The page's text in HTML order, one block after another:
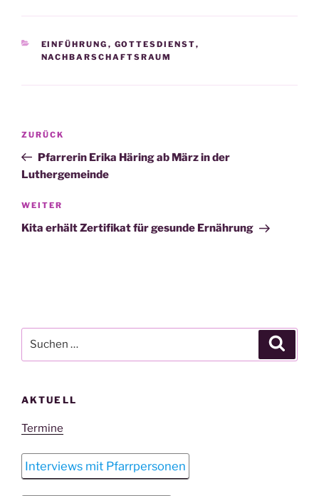
KATEGORIEN
EINFÜHRUNG , GOTTESDIENST,
NACHBARSCHAFTSRAUM
Beitragsnavigation
Vorheriger
Beitrag
ZURÜCK
Pfarrerin Erika Häring ab März in der
Luthergemeinde
Nächster
Beitrag
WEITER
Kita erhält Zertifikat für gesunde Ernährung
nach:
AKTUELL
Termine
Interviews mit Pfarrpersonen